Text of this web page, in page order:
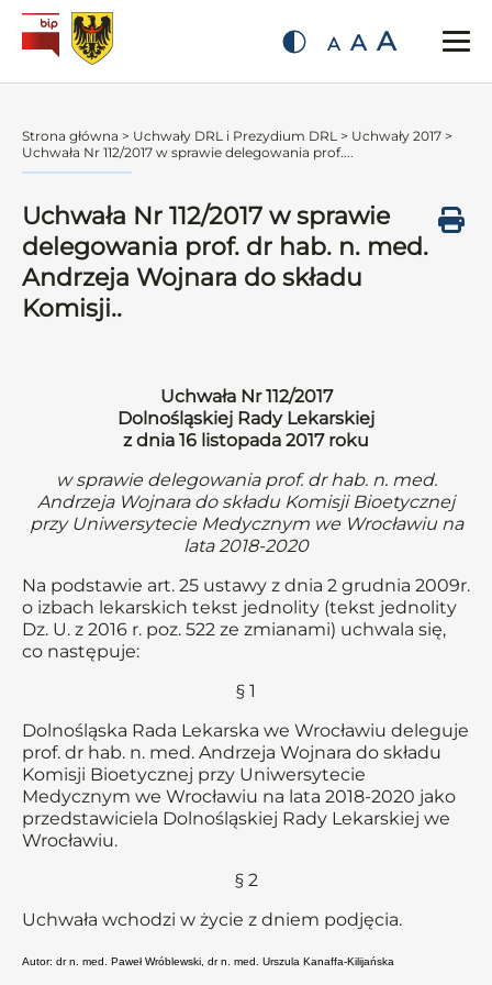
A A A
Strona główna > Uchwały DRL i Prezydium DRL > Uchwały 2017 >
Uchwała Nr 112/2017 w sprawie delegowania prof....
Uchwała Nr 112/2017 w sprawie
delegowania prof. dr hab. n. med.
Andrzeja Wojnara do składu
Komisji..
Uchwała Nr 112/2017
Dolnośląskiej Rady Lekarskiej
z dnia 16 listopada 2017 roku
w sprawie delegowania prof. dr hab. n. med.
Andrzeja Wojnara do składu Komisji Bioetycznej
przy Uniwersytecie Medycznym we Wrocławiu na
lata 2018-2020
Na podstawie art. 25 ustawy z dnia 2 grudnia 2009r.
o izbach lekarskich tekst jednolity (tekst jednolity
Dz. U. z 2016 r. poz. 522 ze zmianami) uchwala się,
co następuje:
§ 1
Dolnośląska Rada Lekarska we Wrocławiu deleguje
prof. dr hab. n. med. Andrzeja Wojnara do składu
Komisji Bioetycznej przy Uniwersytecie
Medycznym we Wrocławiu na lata 2018-2020 jako
przedstawiciela Dolnośląskiej Rady Lekarskiej we
Wrocławiu.
§ 2
Uchwała wchodzi w życie z dniem podjęcia.
Autor: dr n. med. Paweł Wróblewski, dr n. med. Urszula Kanaffa-Kilijańska